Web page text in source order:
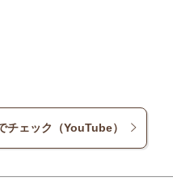
チェック（YouTube）